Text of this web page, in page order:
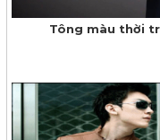
Tông màu thời